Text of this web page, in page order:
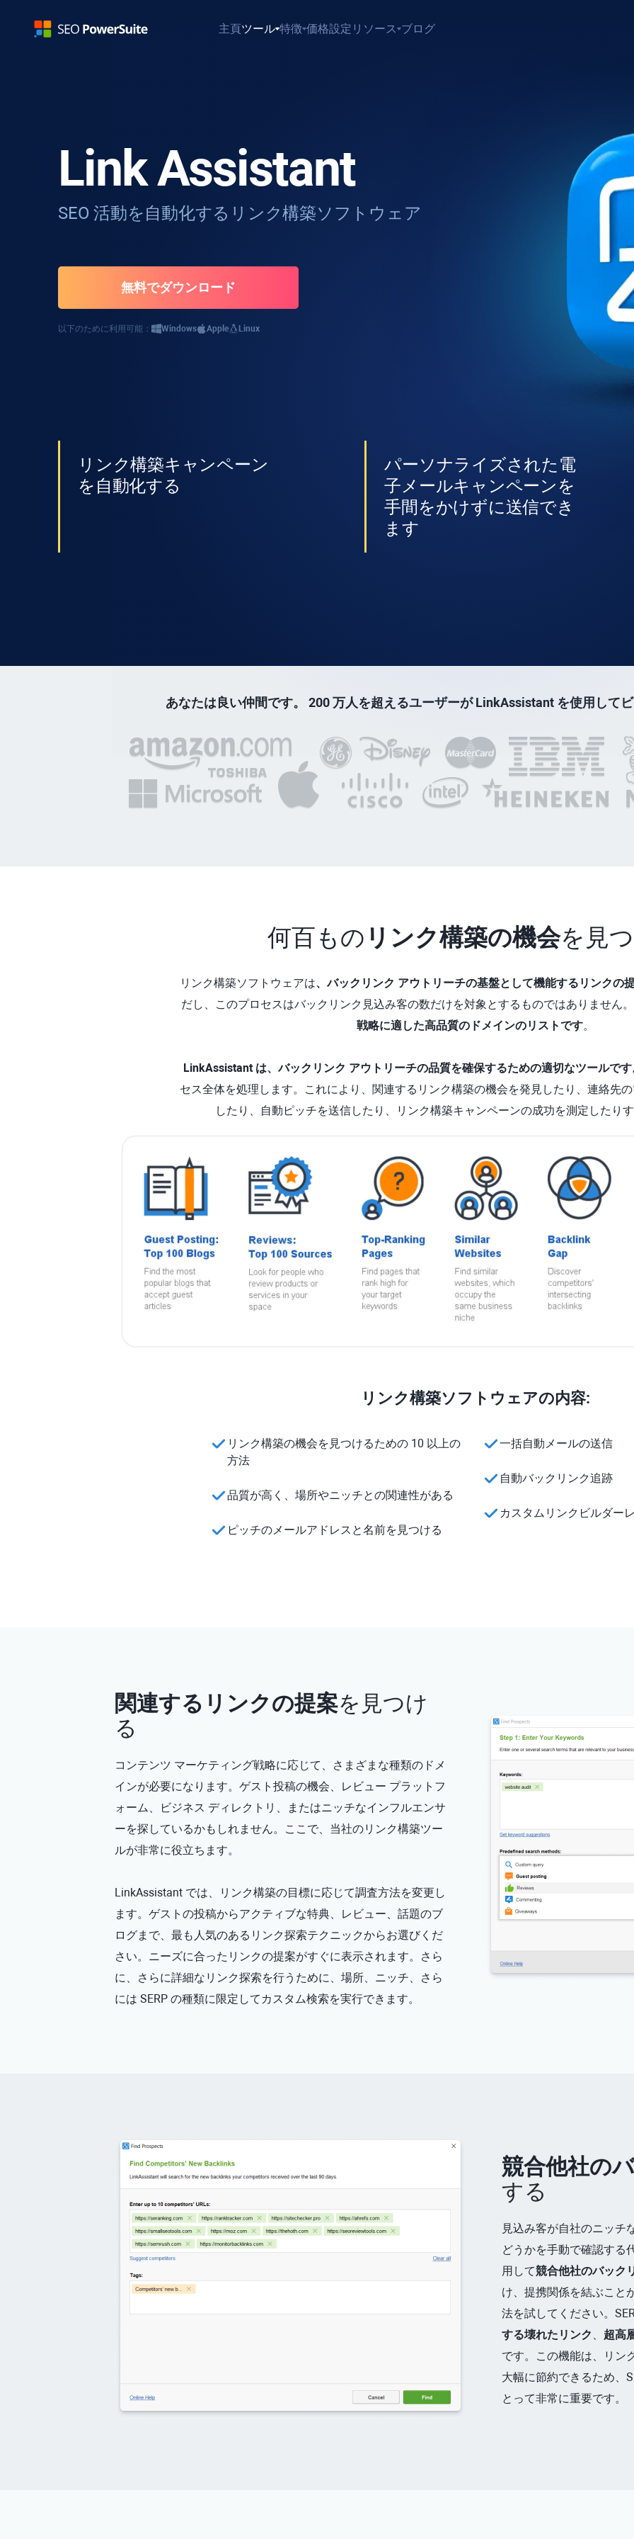
主頁ツール 特徴 価格設定 リソース ブログ
Link Assistant
SEO 活動を自動化するリンク構築ソフトウェア
無料でダウンロード
以下のために利用可能： Windows Apple Linux
リンク構築キャンペーン
を自動化する
パーソナライズされた電
子メールキャンペーンを
手間をかけずに送信でき
ます
あなたは良い仲間です。 200 万人を超えるユーザーが LinkAssistant を使用して
何百もの リンク構築の機会を見
リンク構築ソフトウェアは、バックリンク アウトリーチの基盤として機能するリンクの
だし、このプロセスはバックリンク見込み客の数だけを対象とするものではありません。
戦略に適した高品質のドメインのリストです。
LinkAssistant は、バックリンク アウトリーチの品質を確保するための適切なツールで
セス全体を処理します。これにより、関連するリンク構築の機会を発見したり、連絡先
したり、自動ピッチを送信したり、リンク構築キャンペーンの成功を測定したり
リンク構築ソフトウェアの内容:
リンク構築の機会を見つけるための 10 以上の
方法
品質が高く、場所やニッチとの関連性がある
ピッチのメールアドレスと名前を見つける
一括自動メールの送信
自動バックリンク追跡
カスタムリンクビルダー
関連するリンクの提案を見つけ
る
コンテンツ マーケティング戦略に応じて、さまざまな種類のドメ
インが必要になります。ゲスト投稿の機会、レビュー プラットフ
ォーム、ビジネス ディレクトリ、またはニッチなインフルエンサ
ーを探しているかもしれません。ここで、当社のリンク構築ツー
ルが非常に役立ちます。
LinkAssistant では、リンク構築の目標に応じて調査方法を変更し
ます。ゲストの投稿からアクティブな特典、レビュー、話題のブ
ログまで、最も人気のあるリンク探索テクニックからお選びくだ
さい。ニーズに合ったリンクの提案がすぐに表示されます。さら
に、さらに詳細なリンク探索を行うために、場所、ニッチ、さら
には SERP の種類に限定してカスタム検索を実行できます。
競合他社の
する
見込み客が自社のニッチ
どうかを手動で確認する
用して競合他社のバック
け、提携関係を結ぶこと
法を試してください。
する壊れたリンク 、 超高
です。この機能は、リン
大幅に節約できるため、
とって非常に重要です。